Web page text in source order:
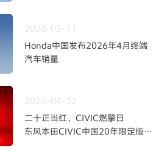
2026-05-11
Honda中国发布2026年4月终端
汽车销量
2026-04-22
二十正当红，CIVIC燃擎日
东风本田CIVIC中国20年限定版焕